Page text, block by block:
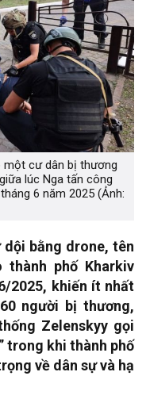
cư dân bị thương
lúc Nga tấn công
6 năm 2025 (Ảnh:
bằng drone, tên
thành phố Kharkiv
2025, khiến ít nhất
người bị thương,
Zelenskyy gọi
trong khi thành phố
về dân sự và hạ